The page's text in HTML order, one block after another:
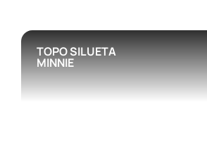
TOPO SILUETA
MINNIE